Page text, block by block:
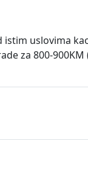
uslovima
za 800-